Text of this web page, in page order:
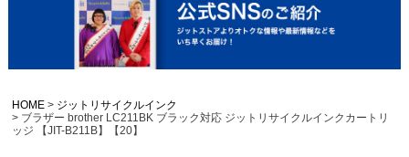
HOME
ジットリサイクルインク
ブラザー brother LC211BK ブラック対応 ジットリサイクルインクカートリ
ッジ 【JIT-B211B】【20】